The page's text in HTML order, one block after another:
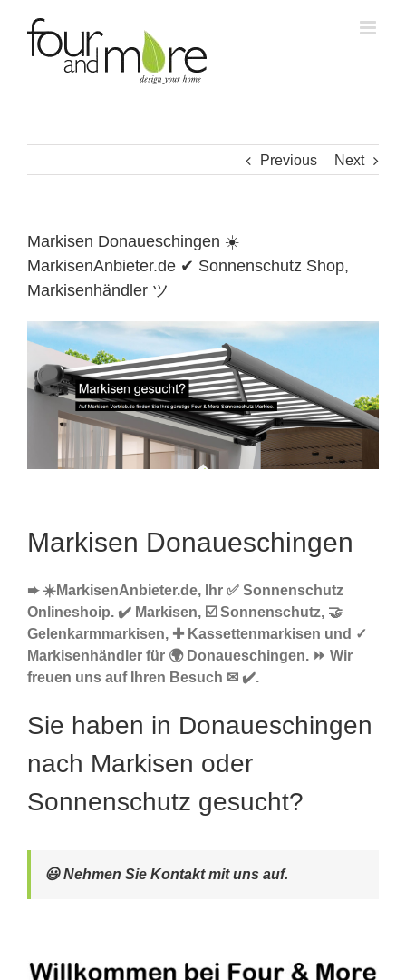
content
Previous Next
Markisen Donaueschingen ☀️
MarkisenAnbieter.de ✔ Sonnenschutz Shop,
Markisenhändler ツ
Markisen Donaueschingen
➨ ☀️MarkisenAnbieter.de, Ihr ✅ Sonnenschutz
Onlineshoip. ✔️ Markisen, ☑️ Sonnenschutz, 🤝
Gelenkarmmarkisen, ✚ Kassettenmarkisen und ✓
Markisenhändler für 🌍 Donaueschingen. ⏩ Wir
freuen uns auf Ihren Besuch ✉ ✔️.
Sie haben in Donaueschingen
nach Markisen oder
Sonnenschutz gesucht?
😃 Nehmen Sie Kontakt mit uns auf.